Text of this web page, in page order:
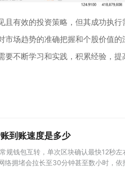
且有效的投资策略，但其成功执
市场趋势的准确把握和个股价值
要不断学习和实践，积累经验，
到账速度是多少
规钱包互转，单次区块确认最快12秒
络拥堵会拉长至30分钟甚至数小时，